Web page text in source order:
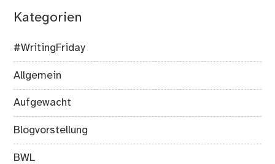
Kategorien
#WritingFriday
Allgemein
Aufgewacht
Blogvorstellung
BWL